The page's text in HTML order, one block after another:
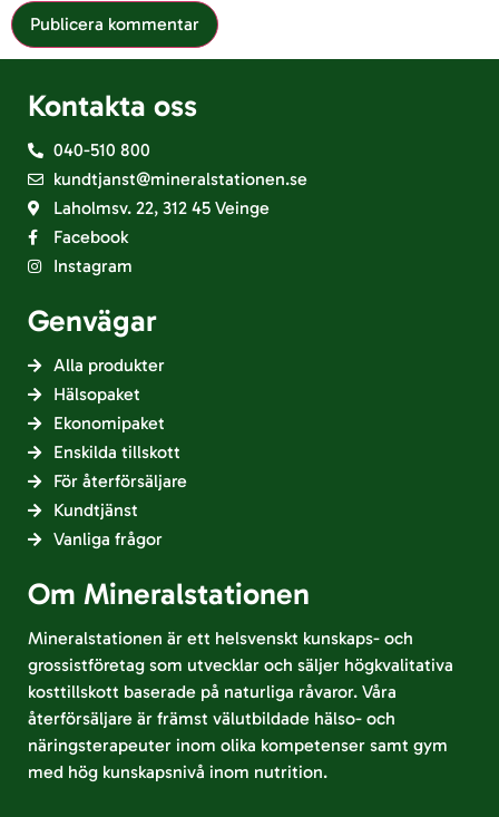
Kontakta oss
040-510 800
kundtjanst@mineralstationen.se
Laholmsv. 22, 312 45 Veinge
Facebook
Instagram
Genvägar
Alla produkter
Hälsopaket
Ekonomipaket
Enskilda tillskott
För återförsäljare
Kundtjänst
Vanliga frågor
Om Mineralstationen
Mineralstationen är ett helsvenskt kunskaps- och
grossistföretag som utvecklar och säljer högkvalitativa
kosttillskott baserade på naturliga råvaror. Våra
återförsäljare är främst välutbildade hälso- och
näringsterapeuter inom olika kompetenser samt gym
med hög kunskapsnivå inom nutrition.